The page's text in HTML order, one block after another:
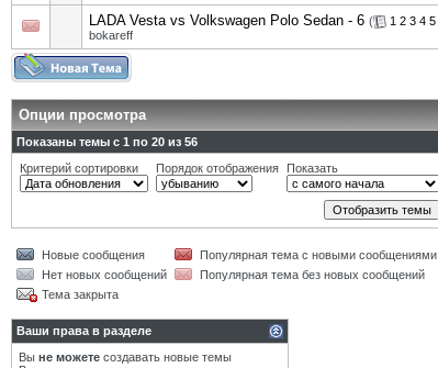
LADA Vesta vs Volkswagen Polo Sedan - 6 ( 1 2 3 4 5
bokareff
Опции просмотра
Показаны темы с 1 по 20 из 56
Критерий сортировки
Порядок отображения Показать
Новые сообщения
Популярная тема с новыми сообщениями
Нет новых сообщений
Популярная тема без новых сообщений
Тема закрыта
Ваши права в разделе
Вы не можете создавать новые темы